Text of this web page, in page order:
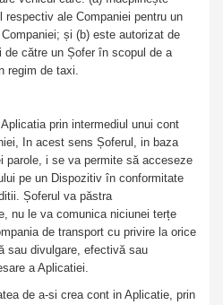
ale Companiei pentru un
și (b) este autorizat de
de către un Șofer în scopul de a
regim de taxi.
prin intermediul unui cont
In acest sens Șoferul, in baza
parole, i se va permite să acceseze
pe un Dispozitiv în conformitate
Șoferul va păstra
nu le va comunica niciunei terțe
de transport cu privire la orice
sau divulgare, efectivă sau
a Aplicatiei.
de a-si crea cont in Aplicatie, prin